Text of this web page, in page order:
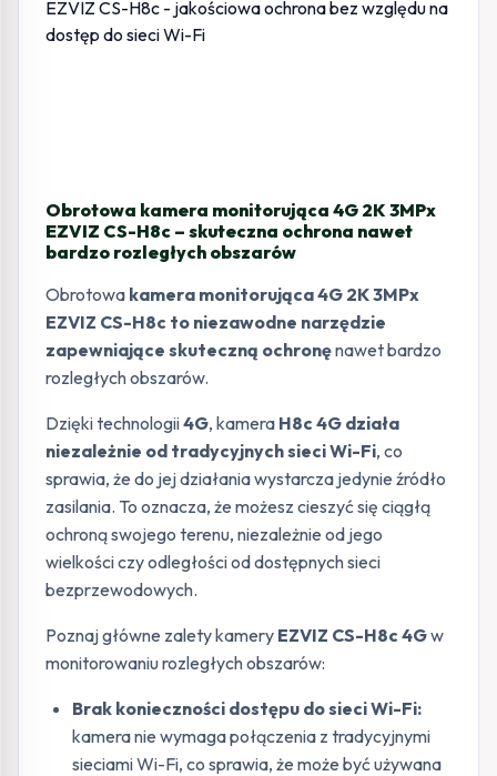
Obrotowa kamera monitorująca 4G 2K 3MPx
EZVIZ CS-H8c – skuteczna ochrona nawet
bardzo rozległych obszarów
Obrotowa kamera monitorująca 4G 2K 3MPx
EZVIZ CS-H8c to niezawodne narzędzie
zapewniające skuteczną ochronęnawet bardzo
rozległych obszarów.
Dzięki technologii4G, kamera H8c 4G działa
niezależnie od tradycyjnych sieci Wi-Fi, co
sprawia, że do jej działania wystarcza jedynie źródło
zasilania. To oznacza, że możesz cieszyć się ciągłą
ochroną swojego terenu, niezależnie od jego
wielkości czy odległości od dostępnych sieci
bezprzewodowych.
Poznaj główne zalety kamery EZVIZ CS-H8c 4Gw
monitorowaniu rozległych obszarów:
Brak konieczności dostępu do sieci Wi-Fi:
kamera nie wymaga połączenia z tradycyjnymi
sieciami Wi-Fi, co sprawia, że może być używana